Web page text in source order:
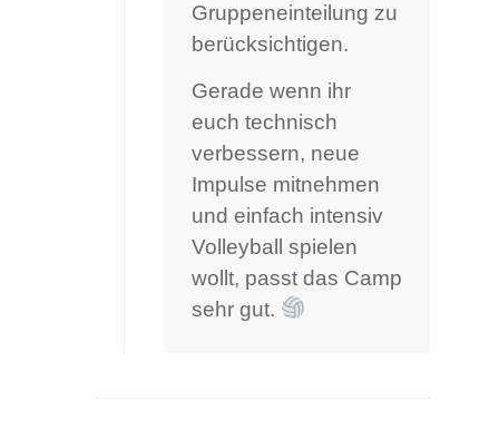
Gruppeneinteilung zu
berücksichtigen.
Gerade wenn ihr
euch technisch
verbessern, neue
Impulse mitnehmen
und einfach intensiv
Volleyball spielen
wollt, passt das Camp
sehr gut.